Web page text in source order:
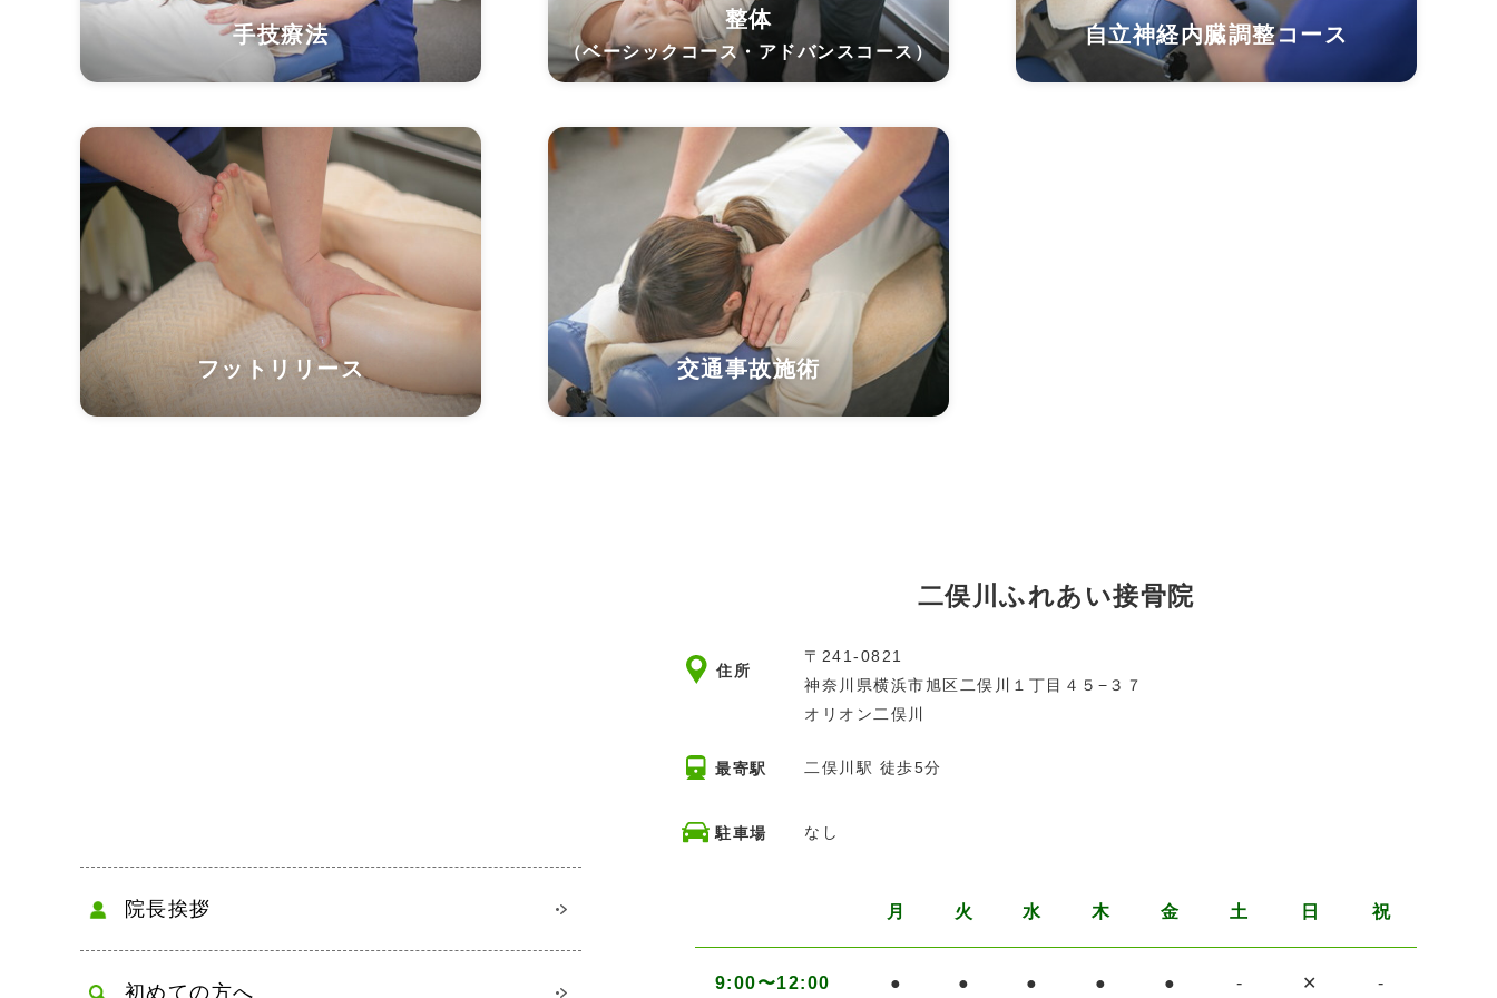
手技療法
整体
（ベーシックコース・アドバンスコース）
自立神経内臓調整コース
フットリリース 交通事故施術
院長挨拶
初めての方へ
二俣川ふれあい接骨院
住所
〒241-0821
神奈川県横浜市旭区二俣川１丁目４５−３７
オリオン二俣川
最寄駅 二俣川駅 徒歩5分
駐車場 なし
月 火 水 木 金 土 日 祝
9:00〜12:00 ● ● ● ● ● - ✕ -